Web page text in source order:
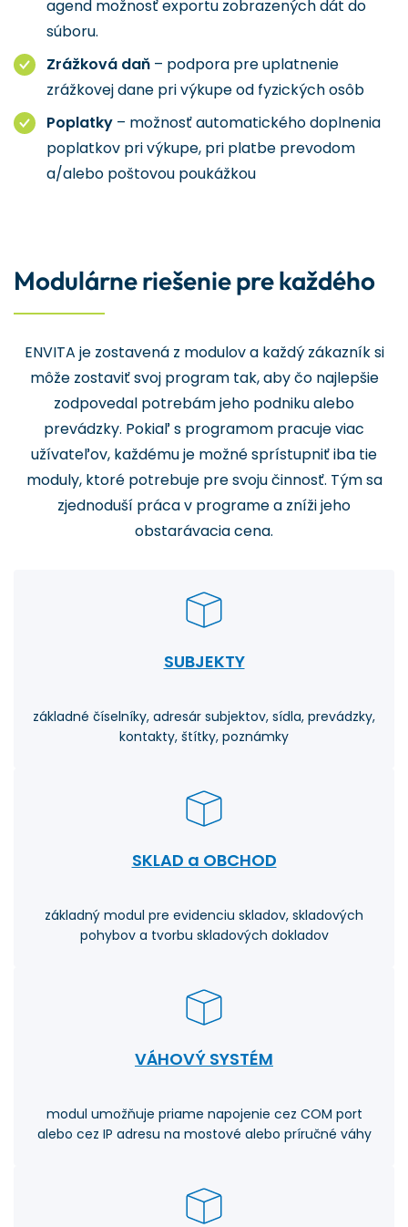
agend možnosť exportu zobrazených dát do
súboru.
Zrážková daň – podpora pre uplatnenie
zrážkovej dane pri výkupe od fyzických osôb
Poplatky – možnosť automatického doplnenia
poplatkov pri výkupe, pri platbe prevodom
a/alebo poštovou poukážkou
Modulárne riešenie pre každého
ENVITA je zostavená z modulov a každý zákazník si
môže zostaviť svoj program tak, aby čo najlepšie
zodpovedal potrebám jeho podniku alebo
prevádzky. Pokiaľ s programom pracuje viac
užívateľov, každému je možné sprístupniť iba tie
moduly, ktoré potrebuje pre svoju činnosť. Tým sa
zjednoduší práca v programe a zníži jeho
obstarávacia cena.
SUBJEKTY
základné číselníky, adresár subjektov, sídla, prevádzky,
kontakty, štítky, poznámky
SKLAD a OBCHOD
základný modul pre evidenciu skladov, skladových
pohybov a tvorbu skladových dokladov
VÁHOVÝ SYSTÉM
modul umožňuje priame napojenie cez COM port
alebo cez IP adresu na mostové alebo príručné váhy